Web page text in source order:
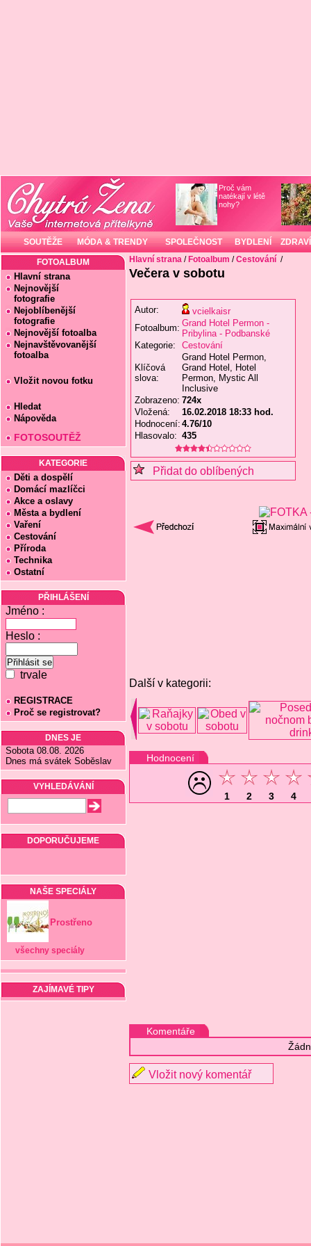
Proč vám
natékají v létě
nohy?
SOUTĚŽE MÓDA & TRENDY SPOLEČNOST BYDLENÍ ZDRAVÍ
FOTOALBUM
Hlavní strana
Nejnovější
fotografie
Nejoblíbenější
fotografie
Nejnovější fotoalba
Nejnavštěvovanější
fotoalba
Vložit novou fotku
Hledat
Nápověda
FOTOSOUTĚŽ
KATEGORIE
Děti a dospělí
Domácí mazlíčci
Akce a oslavy
Města a bydlení
Vaření
Cestování
Příroda
Technika
Ostatní
PŘIHLÁŠENÍ
Jméno :
Heslo :
trvale
REGISTRACE
Proč se registrovat?
DNES JE
Sobota 08.08. 2026
Dnes má svátek Soběslav
VYHLEDÁVÁNÍ
DOPORUČUJEME
NAŠE SPECIÁLY
Prostřeno
všechny speciály
ZAJÍMAVÉ TIPY
Hlavní strana / Fotoalbum /Cestování /
Večera v sobotu
Autor:
vcielkaisr
Fotoalbum: Grand Hotel Permon -
Pribylina - Podbanské
Kategorie:
Cestování
Klíčová
slova:
Grand Hotel Permon,
Grand Hotel, Hotel
Permon, Mystic All
Inclusive
Zobrazeno: 724x
Vložená:
16.02.2018 18:33 hod.
Hodnocení: 4.76/10
Hlasovalo: 435
Přidat do oblíbených
Další v kategorii:
Hodnocení
1 2 3 4
Komentáře
Vložit nový komentář